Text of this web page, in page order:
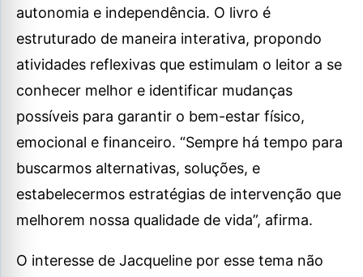
autonomia e independência. O livro é
estruturado de maneira interativa, propondo
atividades reflexivas que estimulam o leitor a se
conhecer melhor e identificar mudanças
possíveis para garantir o bem-estar físico,
emocional e financeiro. “Sempre há tempo para
buscarmos alternativas, soluções, e
estabelecermos estratégias de intervenção que
melhorem nossa qualidade de vida”, afirma.
O interesse de Jacqueline por esse tema não